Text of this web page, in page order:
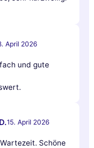
April 2026
und gute
15. April 2026
Schöne